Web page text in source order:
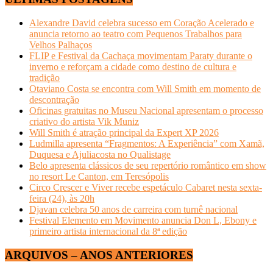
Alexandre David celebra sucesso em Coração Acelerado e
anuncia retorno ao teatro com Pequenos Trabalhos para
Velhos Palhaços
FLIP e Festival da Cachaça movimentam Paraty durante o
inverno e reforçam a cidade como destino de cultura e
tradição
Otaviano Costa se encontra com Will Smith em momento de
descontração
Oficinas gratuitas no Museu Nacional apresentam o processo
criativo do artista Vik Muniz
Will Smith é atração principal da Expert XP 2026
Ludmilla apresenta “Fragmentos: A Experiência” com Xamã,
Duquesa e Ajuliacosta no Qualistage
Belo apresenta clássicos de seu repertório romântico em show
no resort Le Canton, em Teresópolis
Circo Crescer e Viver recebe espetáculo Cabaret nesta sexta-
feira (24), às 20h
Djavan celebra 50 anos de carreira com turnê nacional
Festival Elemento em Movimento anuncia Don L, Ebony e
primeiro artista internacional da 8ª edição
ARQUIVOS – ANOS ANTERIORES